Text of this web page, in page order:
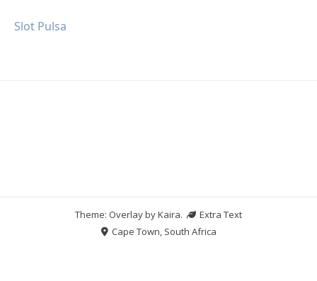
Slot Pulsa
Theme: Overlay byKaira.
Extra Text
Cape Town, South Africa